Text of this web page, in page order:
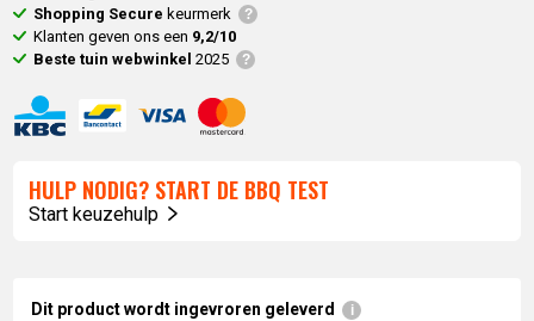
Shopping Secure keurmerk
Klanten geven ons een 9,2/10
Beste tuin webwinkel 2025
HULP NODIG? START DE BBQ TEST
Start keuzehulp
Dit product wordt ingevroren geleverd